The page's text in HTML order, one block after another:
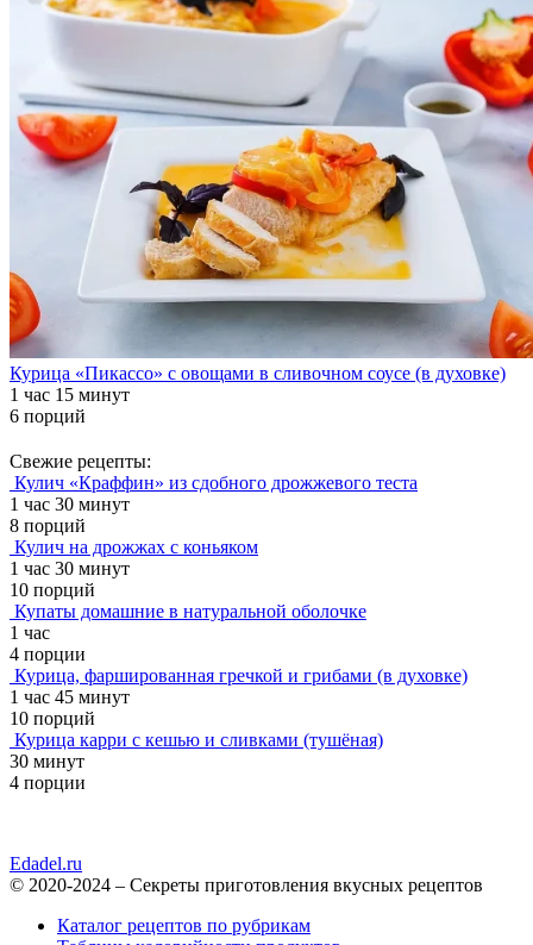
Курица «Пикассо» с овощами в сливочном соусе (в духовке)
1 час 15 минут
6 порций
Свежие рецепты:
Кулич «Краффин» из сдобного дрожжевого теста
1 час 30 минут
8 порций
Кулич на дрожжах с коньяком
1 час 30 минут
10 порций
Купаты домашние в натуральной оболочке
1 час
4 порции
Курица, фаршированная гречкой и грибами (в духовке)
1 час 45 минут
10 порций
Курица карри с кешью и сливками (тушёная)
30 минут
4 порции
Edadel.ru
© 2020-2024 – Секреты приготовления вкусных рецептов
Каталог рецептов по рубрикам